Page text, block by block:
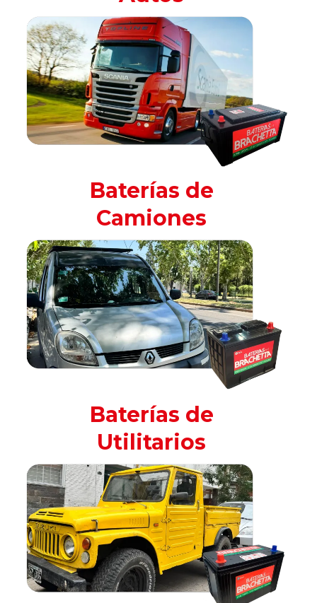
Baterías de
Camiones
Baterías de
Utilitarios